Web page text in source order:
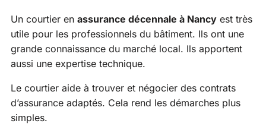
Un courtier en assurance décennale à Nancy est très
utile pour les professionnels du bâtiment. Ils ont une
grande connaissance du marché local. Ils apportent
aussi une expertise technique.
Le courtier aide à trouver et négocier des contrats
d’assurance adaptés. Cela rend les démarches plus
simples.